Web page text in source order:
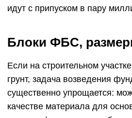
идут с припуском в пару
Блоки ФБС,
Если на строительном
грунт, задача возведения
существенно упрощается:
качестве материала для